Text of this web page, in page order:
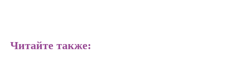
Читайте также: